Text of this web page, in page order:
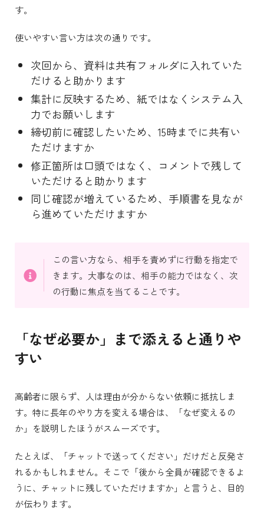
す。
使いやすい言い方は次の通りです。
次回から、資料は共有フォルダに入れていた
だけると助かります
集計に反映するため、紙ではなくシステム入
力でお願いします
締切前に確認したいため、15時までに共有い
ただけますか
修正箇所は口頭ではなく、コメントで残して
いただけると助かります
同じ確認が増えているため、手順書を見なが
ら進めていただけますか
この言い方なら、相手を責めずに行動を指定で
きます。大事なのは、相手の能力ではなく、次
の行動に焦点を当てることです。
「なぜ必要か」まで添えると通りや
すい
高齢者に限らず、人は理由が分からない依頼に抵抗しま
す。特に長年のやり方を変える場合は、「なぜ変えるの
か」を説明したほうがスムーズです。
たとえば、「チャットで送ってください」だけだと反発さ
れるかもしれません。そこで「後から全員が確認できるよ
うに、チャットに残していただけますか」と言うと、目的
が伝わります。